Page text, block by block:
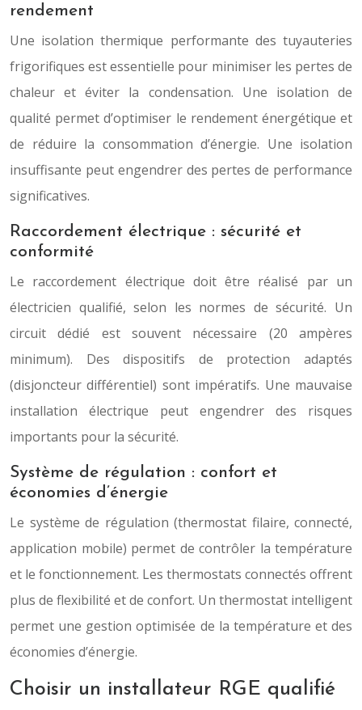
rendement
Une isolation thermique performante des tuyauteries
frigorifiques est essentielle pour minimiser les pertes de
chaleur et éviter la condensation. Une isolation de
qualité permet d’optimiser le rendement énergétique et
de réduire la consommation d’énergie. Une isolation
insuffisante peut engendrer des pertes de performance
significatives.
Raccordement électrique : sécurité et
conformité
Le raccordement électrique doit être réalisé par un
électricien qualifié, selon les normes de sécurité. Un
circuit dédié est souvent nécessaire (20 ampères
minimum). Des dispositifs de protection adaptés
(disjoncteur différentiel) sont impératifs. Une mauvaise
installation électrique peut engendrer des risques
importants pour la sécurité.
Système de régulation : confort et
économies d’énergie
Le système de régulation (thermostat filaire, connecté,
application mobile) permet de contrôler la température
et le fonctionnement. Les thermostats connectés offrent
plus de flexibilité et de confort. Un thermostat intelligent
permet une gestion optimisée de la température et des
économies d’énergie.
Choisir un installateur RGE qualifié